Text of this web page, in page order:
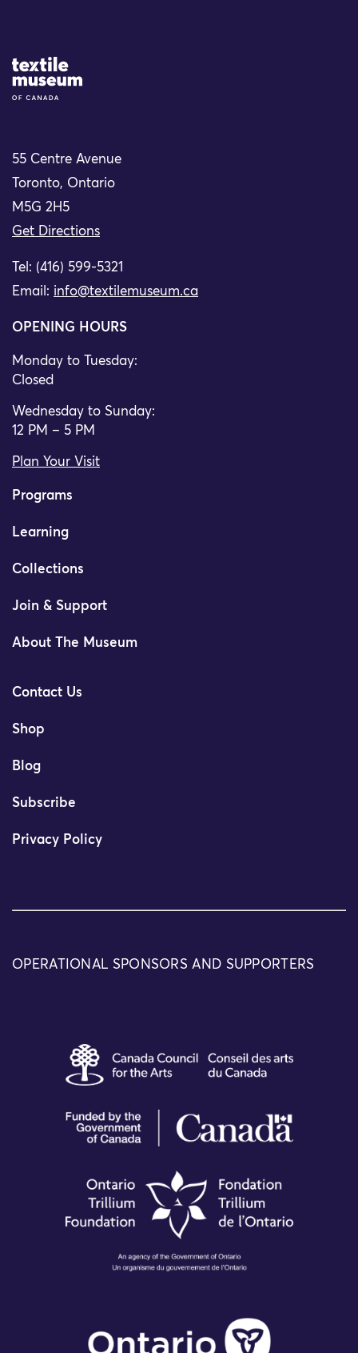
Site Logo
55 Centre Avenue
Toronto, Ontario
M5G 2H5
Get Directions
Tel: (416) 599-5321
Email: info@textilemuseum.ca
OPENING HOURS
Monday to Tuesday:
Closed
Wednesday to Sunday:
12 PM – 5 PM
Plan Your Visit
Programs
Learning
Collections
Join & Support
About The Museum
Contact Us
Shop
Blog
Subscribe
Privacy Policy
OPERATIONAL SPONSORS AND SUPPORTERS